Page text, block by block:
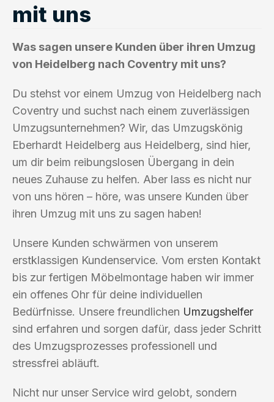
mit uns
Was sagen unsere Kunden über ihren Umzug
von Heidelberg nach Coventry mit uns?
Du stehst vor einem Umzug von Heidelberg nach
Coventry und suchst nach einem zuverlässigen
Umzugsunternehmen? Wir, das Umzugskönig
Eberhardt Heidelberg aus Heidelberg, sind hier,
um dir beim reibungslosen Übergang in dein
neues Zuhause zu helfen. Aber lass es nicht nur
von uns hören – höre, was unsere Kunden über
ihren Umzug mit uns zu sagen haben!
Unsere Kunden schwärmen von unserem
erstklassigen Kundenservice. Vom ersten Kontakt
bis zur fertigen Möbelmontage haben wir immer
ein offenes Ohr für deine individuellen
Bedürfnisse. Unsere freundlichen Umzugshelfer
sind erfahren und sorgen dafür, dass jeder Schritt
des Umzugsprozesses professionell und
stressfrei abläuft.
Nicht nur unser Service wird gelobt, sondern